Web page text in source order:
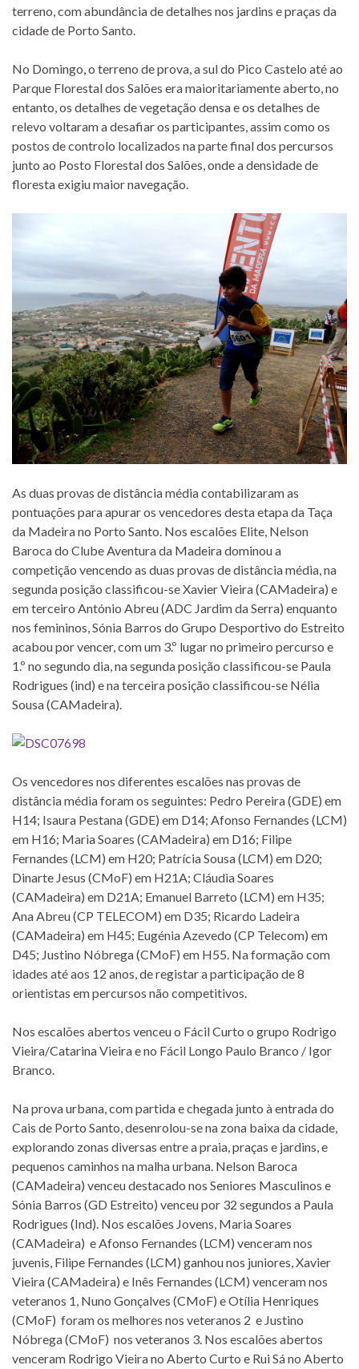
terreno, com abundância de detalhes nos jardins e praças da
cidade de Porto Santo.
No Domingo, o terreno de prova, a sul do Pico Castelo até ao
Parque Florestal dos Salões era maioritariamente aberto, no
entanto, os detalhes de vegetação densa e os detalhes de
relevo voltaram a desafiar os participantes, assim como os
postos de controlo localizados na parte final dos percursos
junto ao Posto Florestal dos Salões, onde a densidade de
floresta exigiu maior navegação.
As duas provas de distância média contabilizaram as
pontuações para apurar os vencedores desta etapa da Taça
da Madeira no Porto Santo. Nos escalões Elite, Nelson
Baroca do Clube Aventura da Madeira dominou a
competição vencendo as duas provas de distância média, na
segunda posição classificou-se Xavier Vieira (CAMadeira) e
em terceiro António Abreu (ADC Jardim da Serra) enquanto
nos femininos, Sónia Barros do Grupo Desportivo do Estreito
acabou por vencer, com um 3.º lugar no primeiro percurso e
1.º no segundo dia, na segunda posição classificou-se Paula
Rodrigues (ind) e na terceira posição classificou-se Nélia
Sousa (CAMadeira).
Os vencedores nos diferentes escalões nas provas de
distância média foram os seguintes: Pedro Pereira (GDE) em
H14; Isaura Pestana (GDE) em D14; Afonso Fernandes (LCM)
em H16; Maria Soares (CAMadeira) em D16; Filipe
Fernandes (LCM) em H20; Patrícia Sousa (LCM) em D20;
Dinarte Jesus (CMoF) em H21A; Cláudia Soares
(CAMadeira) em D21A; Emanuel Barreto (LCM) em H35;
Ana Abreu (CP TELECOM) em D35; Ricardo Ladeira
(CAMadeira) em H45; Eugénia Azevedo (CP Telecom) em
D45; Justino Nóbrega (CMoF) em H55. Na formação com
idades até aos 12 anos, de registar a participação de 8
orientistas em percursos não competitivos.
Nos escalões abertos venceu o Fácil Curto o grupo Rodrigo
Vieira/Catarina Vieira e no Fácil Longo Paulo Branco / Igor
Branco.
Na prova urbana, com partida e chegada junto à entrada do
Cais de Porto Santo, desenrolou-se na zona baixa da cidade,
explorando zonas diversas entre a praia, praças e jardins, e
pequenos caminhos na malha urbana. Nelson Baroca
(CAMadeira) venceu destacado nos Seniores Masculinos e
Sónia Barros (GD Estreito) venceu por 32 segundos a Paula
Rodrigues (Ind). Nos escalões Jovens, Maria Soares
(CAMadeira) e Afonso Fernandes (LCM) venceram nos
juvenis, Filipe Fernandes (LCM) ganhou nos juniores, Xavier
Vieira (CAMadeira) e Inês Fernandes (LCM) venceram nos
veteranos 1, Nuno Gonçalves (CMoF) e Otília Henriques
(CMoF) foram os melhores nos veteranos 2 e Justino
Nóbrega (CMoF) nos veteranos 3. Nos escalões abertos
venceram Rodrigo Vieira no Aberto Curto e Rui Sá no Aberto